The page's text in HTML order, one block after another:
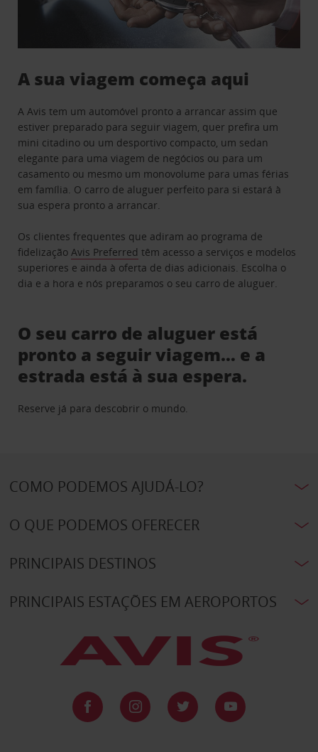
A sua viagem começa aqui
A Avis tem um automóvel pronto a arrancar assim que
estiver preparado para seguir viagem, quer prefira um
mini citadino ou um desportivo compacto, um sedan
elegante para uma viagem de negócios ou para um
casamento ou mesmo um monovolume para umas férias
em família. O carro de aluguer perfeito para si estará à
sua espera pronto a arrancar.
Os clientes frequentes que adiram ao programa de
fidelizaçãoAvis Preferred têm acesso a serviços e modelos
superiores e ainda à oferta de dias adicionais. Escolha o
dia e a hora e nós preparamos o seu carro de aluguer.
O seu carro de aluguer está
pronto a seguir viagem… e a
estrada está à sua espera.
Reserve já para descobrir o mundo.
COMO PODEMOS AJUDÁ-LO?
O QUE PODEMOS OFERECER
PRINCIPAIS DESTINOS
PRINCIPAIS ESTAÇÕES EM AEROPORTOS